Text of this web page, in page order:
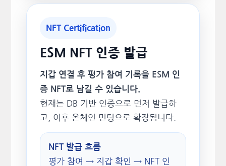
NFT Certification
ESM NFT 인증 발급
지갑 연결 후 평가 참여 기록을 ESM 인
증 NFT로 남길 수 있습니다.
현재는 DB 기반 인증으로 먼저 발급하
고, 이후 온체인 민팅으로 확장됩니다.
NFT 발급 흐름
평가 참여 → 지갑 확인 → NFT 인